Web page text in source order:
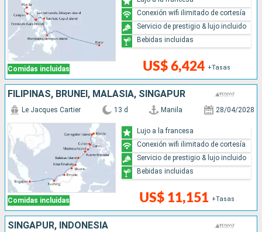
Comidas incluidas US$ 6,424 +Tasas
Conexión wifi ilimitado de cortesía
Servicio de prestigio & lujo incluido
Bebidas incluidas
FILIPINAS, BRUNEI, MALASIA, SINGAPUR
Comidas incluidas
Le Jacques Cartier 13 d Manila 28/04/2028
US$ 11,151 +Tasas
Lujo a la francesa
Conexión wifi ilimitado de cortesía
Servicio de prestigio & lujo incluido
Bebidas incluidas
SINGAPUR, INDONESIA